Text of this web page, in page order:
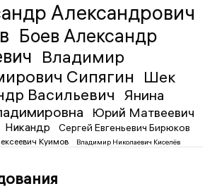
Александрович
Боев Александр
Владимир
Сипягин Шек
Васильевич
Янина
Юрий Матвеевич
Никандр Сергей Евгеньевич Бирюков
Куимов Владимир Николаевич Киселёв